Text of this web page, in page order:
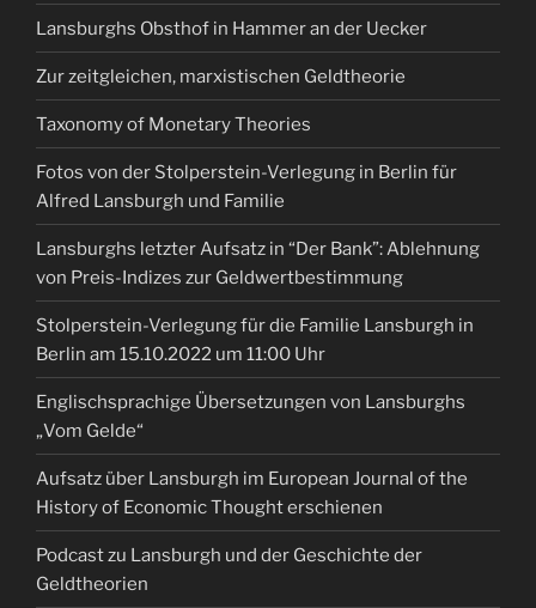
Lansburghs Obsthof in Hammer an der Uecker
Zur zeitgleichen, marxistischen Geldtheorie
Taxonomy of Monetary Theories
Fotos von der Stolperstein-Verlegung in Berlin für
Alfred Lansburgh und Familie
Lansburghs letzter Aufsatz in “Der Bank”: Ablehnung
von Preis-Indizes zur Geldwertbestimmung
Stolperstein-Verlegung für die Familie Lansburgh in
Berlin am 15.10.2022 um 11:00 Uhr
Englischsprachige Übersetzungen von Lansburghs
„Vom Gelde“
Aufsatz über Lansburgh im European Journal of the
History of Economic Thought erschienen
Podcast zu Lansburgh und der Geschichte der
Geldtheorien